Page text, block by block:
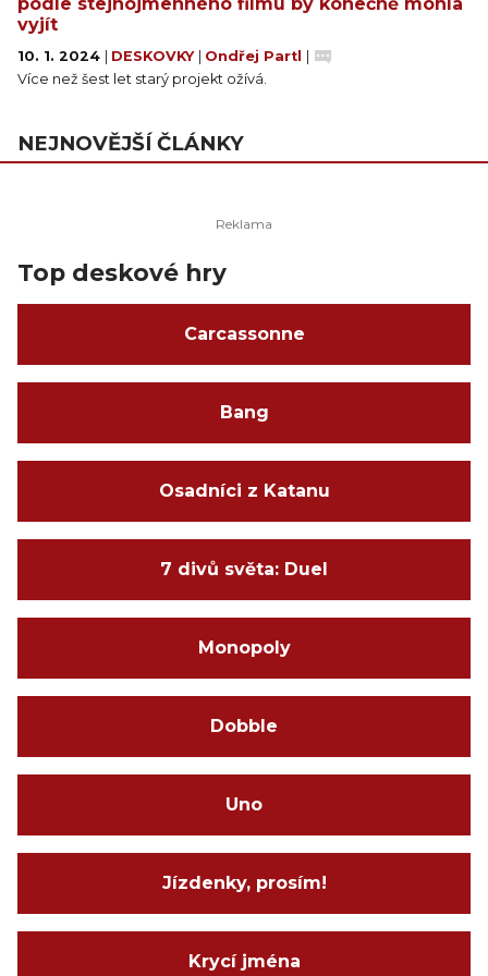
vyjít
10. 1. 2024 DESKOVKY Ondřej Partl
Více než šest let starý projekt ožívá.
NEJNOVĚJŠÍ ČLÁNKY
Top deskové hry
Carcassonne
Bang
Osadníci z Katanu
7 divů světa: Duel
Monopoly
Dobble
Uno
Jízdenky, prosím!
Krycí jména